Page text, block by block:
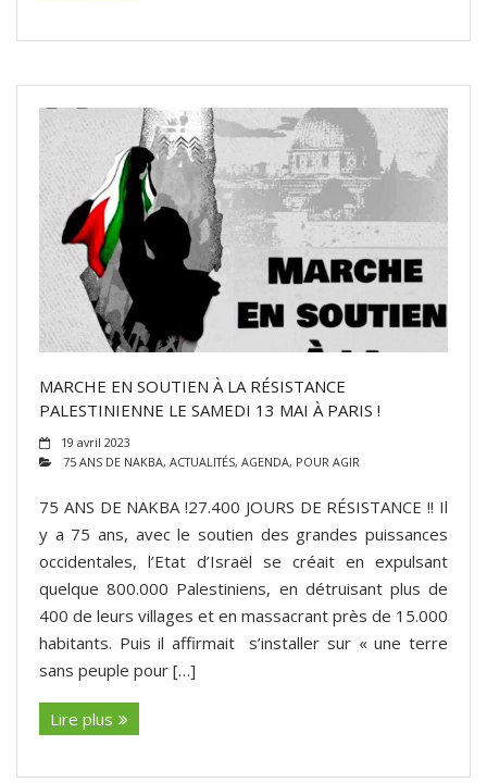
MARCHE EN SOUTIEN À LA RÉSISTANCE
PALESTINIENNE LE SAMEDI 13 MAI À PARIS !
19 avril 2023
75 ANS DE NAKBA, ACTUALITÉS, AGENDA, POUR AGIR
75 ANS DE NAKBA !27.400 JOURS DE RÉSISTANCE !! Il
y a 75 ans, avec le soutien des grandes puissances
occidentales, l’Etat d’Israël se créait en expulsant
quelque 800.000 Palestiniens, en détruisant plus de
400 de leurs villages et en massacrant près de 15.000
habitants. Puis il affirmait s’installer sur « une terre
sans peuple pour […]
Lire plus